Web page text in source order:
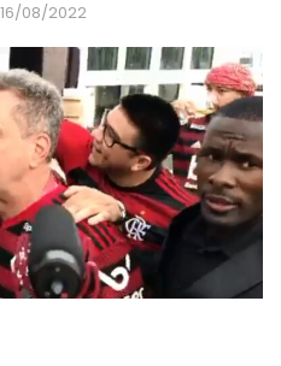
16/08/2022